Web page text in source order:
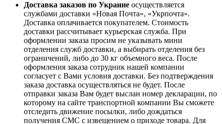
Доставка заказов по Украине осуществляется
службами доставки «Новая Почта», «Укрпочта».
Доставка оплачивается покупателем. Стоимость
доставки рассчитывает курьерская служба. При
оформлении заказа просим не указывать мини
отделения служб доставки, а выбирать отделения без
ограничений, либо до 30 кг объемного веса. После
оформления заказа сотрудник нашей компании
согласует с Вами условия доставки. Без подтверждения
заказа доставка осуществляться не будет. После
отправки заказа Вам будет выслан номер декларации, по
которому на сайте транспортной компании Вы сможете
отследить движение посылки, либо дождаться
получения СМС с извещением о приходе товара. Для